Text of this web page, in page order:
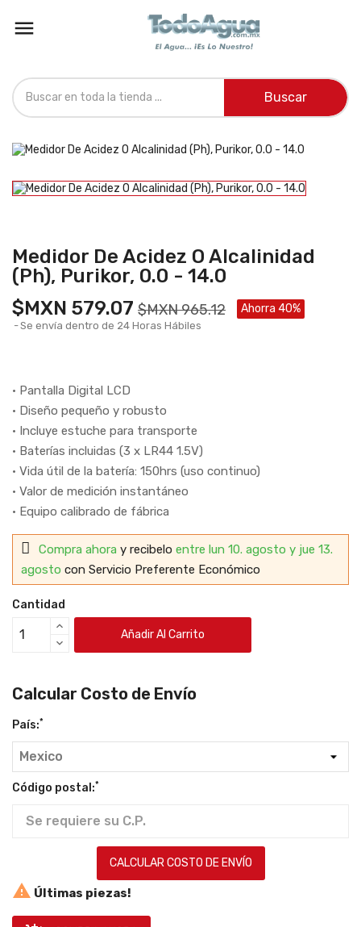

Buscar
Medidor De Acidez O Alcalinidad
(Ph), Purikor, 0.0 - 14.0
$MXN 579.07 $MXN 965.12 Ahorra 40%
Se envía dentro de 24 Horas Hábiles
• Pantalla Digital LCD
• Diseño pequeño y robusto
• Incluye estuche para transporte
• Baterías incluidas (3 x LR44 1.5V)
• Vida útil de la batería: 150hrs (uso continuo)
• Valor de medición instantáneo
• Equipo calibrado de fábrica
Compra ahora y recibelo entre lun 10. agosto y jue 13.
agosto con Servicio Preferente Económico
Cantidad
Añadir Al Carrito
Calcular Costo de Envío
País:*
Código postal:*
CALCULAR COSTO DE ENVÍO
 Últimas piezas!